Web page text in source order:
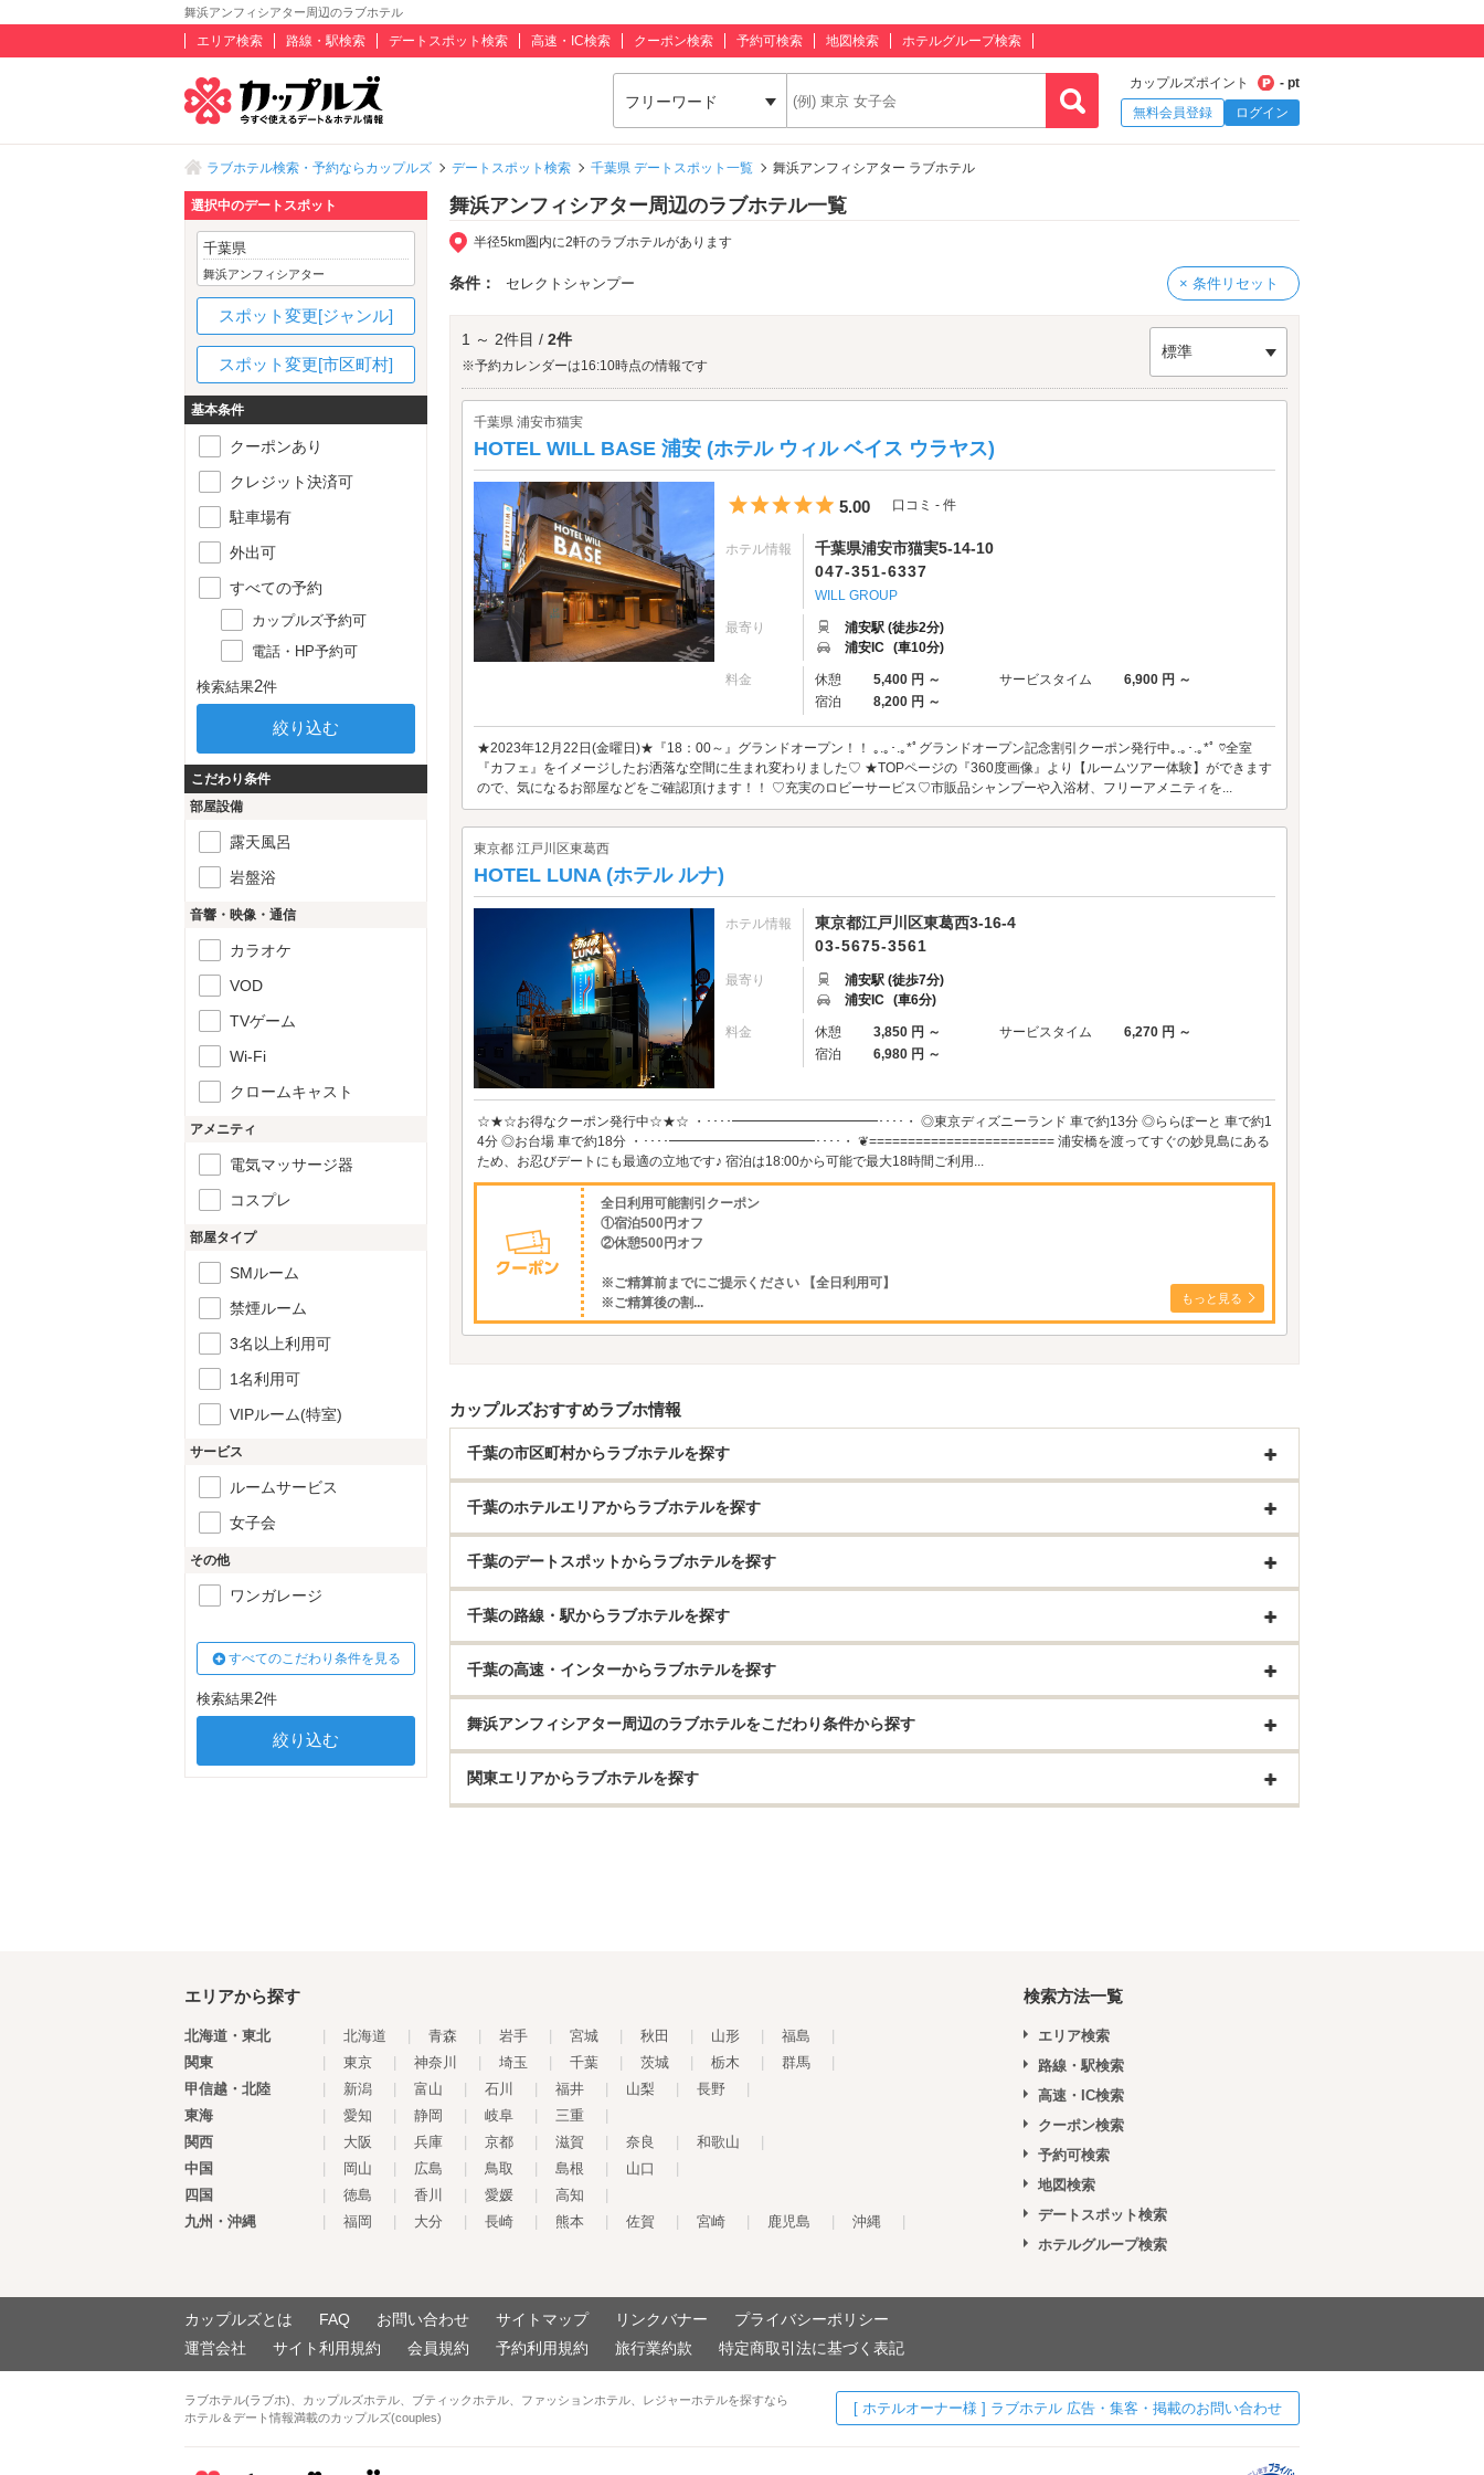
舞浜アンフィシアター周辺のラブホテル
エリア検索 路線・駅検索 デートスポット検索 高速・IC検索 クーポン検索 予約可検索 地図検索 ホテルグループ検索
フリーワード
カップルズポイント
- pt
無料会員登録
ログイン
ラブホテル検索・予約ならカップルズ デートスポット検索 千葉県 デートスポット一覧 舞浜アンフィシアター ラブホテル
舞浜アンフィシアター周辺のラブホテル一覧
半径5km圏内に2軒のラブホテルがあります
条件： セレクトシャンプー × 条件リセット
1 ～ 2件目 / 2件
※予約カレンダーは16:10時点の情報です
標準
千葉県 浦安市猫実
HOTEL WILL BASE 浦安 (ホテル ウィル ベイス ウラヤス)
5つ星のうち5
5.00 口コミ - 件
ホテル情報
千葉県浦安市猫実5-14-10
047-351-6337
WILL GROUP
最寄り
浦安駅 (徒歩2分)
浦安IC (車10分)
料金 休憩 5,400 円 ～ サービスタイム
6,900 円 ～
宿泊
8,200 円 ～
★2023年12月22日(金曜日)★『18：00～』グランドオープン！！ ｡.｡･.｡*ﾟグランドオープン記念割引クーポン発行中｡.｡･.｡*ﾟ ♡全室
『カフェ』をイメージしたお洒落な空間に生まれ変わりました♡ ★TOPページの『360度画像』より【ルームツアー体験】ができます
ので、気になるお部屋などをご確認頂けます！！ ♡充実のロビーサービス♡市販品シャンプーや入浴材、フリーアメニティを...
東京都 江戸川区東葛西
HOTEL LUNA (ホテル ルナ)
ホテル情報
東京都江戸川区東葛西3-16-4
03-5675-3561
最寄り
浦安駅 (徒歩7分)
浦安IC (車6分)
料金 休憩 3,850 円 ～ サービスタイム
6,270 円 ～
宿泊
6,980 円 ～
☆★☆お得なクーポン発行中☆★☆ ・････━━━━━━━━━━━････・ ◎東京ディズニーランド 車で約13分 ◎ららぽーと 車で約1
4分 ◎お台場 車で約18分 ・････━━━━━━━━━━━････・ ❦======================== 浦安橋を渡ってすぐの妙見島にある
ため、お忍びデートにも最適の立地です♪ 宿泊は18:00から可能で最大18時間ご利用...
全日利用可能割引クーポン
①宿泊500円オフ
②休憩500円オフ
※ご精算前までにご提示ください 【全日利用可】
※ご精算後の割...
もっと見る
カップルズおすすめラブホ情報
千葉の市区町村からラブホテルを探す
千葉のホテルエリアからラブホテルを探す
千葉のデートスポットからラブホテルを探す
千葉の路線・駅からラブホテルを探す
千葉の高速・インターからラブホテルを探す
舞浜アンフィシアター周辺のラブホテルをこだわり条件から探す
関東エリアからラブホテルを探す
選択中のデートスポット
千葉県
舞浜アンフィシアター
スポット変更[ジャンル]
スポット変更[市区町村]
基本条件
クーポンあり
クレジット決済可
駐車場有
外出可
すべての予約
カップルズ予約可
電話・HP予約可
検索結果2件
こだわり条件
部屋設備
露天風呂
岩盤浴
音響・映像・通信
カラオケ
VOD
TVゲーム
Wi-Fi
クロームキャスト
アメニティ
電気マッサージ器
コスプレ
部屋タイプ
SMルーム
禁煙ルーム
3名以上利用可
1名利用可
VIPルーム(特室)
サービス
ルームサービス
女子会
その他
ワンガレージ
すべてのこだわり条件を見る
検索結果2件
エリアから探す
北海道・東北 北海道 青森 岩手 宮城 秋田 山形 福島
関東
東京 神奈川 埼玉 千葉 茨城 栃木 群馬
甲信越・北陸
新潟 富山 石川 福井 山梨 長野
東海
愛知 静岡 岐阜 三重
関西
大阪 兵庫 京都 滋賀 奈良 和歌山
中国
岡山 広島 鳥取 島根 山口
四国
徳島 香川 愛媛 高知
九州・沖縄
福岡 大分 長崎 熊本 佐賀 宮崎 鹿児島 沖縄
検索方法一覧
エリア検索
路線・駅検索
高速・IC検索
クーポン検索
予約可検索
地図検索
デートスポット検索
ホテルグループ検索
カップルズとは FAQ お問い合わせ サイトマップ リンクバナー
プライバシーポリシー
運営会社
サイト利用規約 会員規約 予約利用規約 旅行業約款 特定商取引法に基づく表記
ラブホテル(ラブホ)、カップルズホテル、ブティックホテル、ファッションホテル、レジャーホテルを探すなら
ホテル＆デート情報満載のカップルズ(couples)
[ ホテルオーナー様 ] ラブホテル 広告・集客・掲載のお問い合わせ